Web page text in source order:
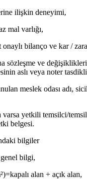
ilişkin deneyimi,
mal varlığı,
onaylı bilanço ve kar /
sözleşme ve
aslı veya noter
meslek odası adı,
varsa yetkili temsilci/
belgesi.
bilgiler
bilgi,
alan + açık alan,